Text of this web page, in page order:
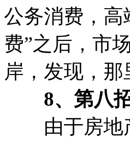
公务消费，高
费”之后，市
岸，发现，
8、第八招
由于房地产